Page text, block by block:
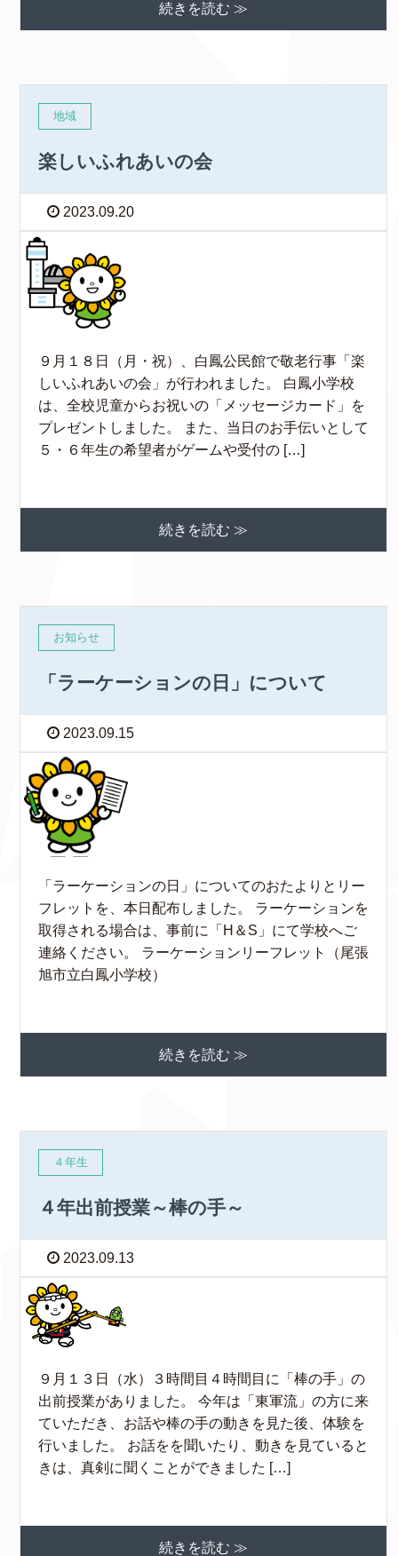
続きを読む ≫
地域
楽しいふれあいの会
2023.09.20
９月１８日（月・祝）、白鳳公民館で敬老行事「楽
しいふれあいの会」が行われました。 白鳳小学校
は、全校児童からお祝いの「メッセージカード」を
プレゼントしました。 また、当日のお手伝いとして
５・６年生の希望者がゲームや受付の […]
続きを読む ≫
お知らせ
「ラーケーションの日」について
2023.09.15
「ラーケーションの日」についてのおたよりとリー
フレットを、本日配布しました。 ラーケーションを
取得される場合は、事前に「H＆S」にて学校へご
連絡ください。 ラーケーションリーフレット（尾張
旭市立白鳳小学校）
続きを読む ≫
４年生
４年出前授業～棒の手～
2023.09.13
９月１３日（水）３時間目４時間目に「棒の手」の
出前授業がありました。 今年は「東軍流」の方に来
ていただき、お話や棒の手の動きを見た後、体験を
行いました。 お話をを聞いたり、動きを見ていると
きは、真剣に聞くことができました […]
続きを読む ≫